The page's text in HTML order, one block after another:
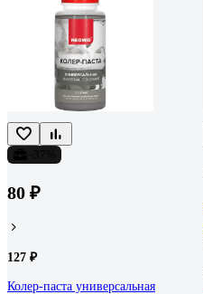
80 ₽
127 ₽
Колер-паста универсальная